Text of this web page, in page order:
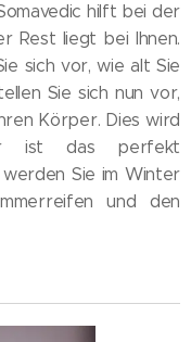
hilft bei der
Rest liegt bei Ihnen.
sich vor, wie alt Sie
Sie sich nun vor,
Körper. Dies wird
ist das perfekt
Sie im Winter
und den